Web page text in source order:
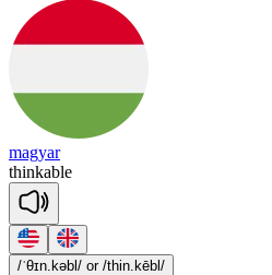
magyar
thinkable
/ˈθɪn.kəbl/ or /thin.kēbl/